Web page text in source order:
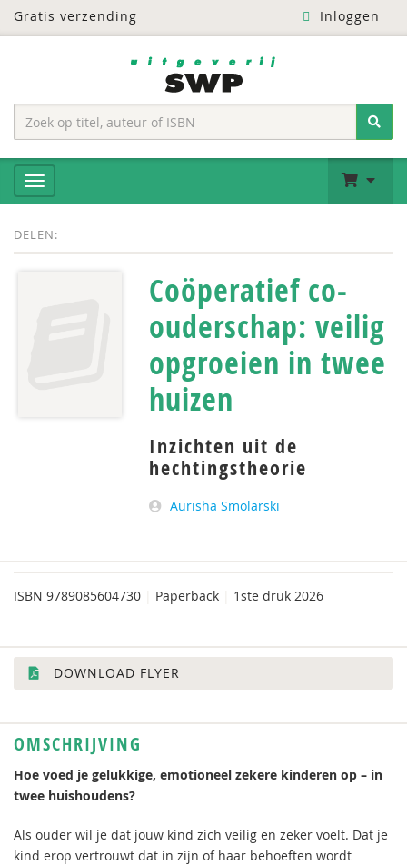
Gratis verzending Inloggen
DELEN:
Coöperatief co-
ouderschap: veilig
opgroeien in twee
huizen
Inzichten uit de
hechtingstheorie
Aurisha Smolarski
ISBN 9789085604730 Paperback 1ste druk 2026
DOWNLOAD FLYER
OMSCHRIJVING
Hoe voed je gelukkige, emotioneel zekere kinderen op – in
twee huishoudens?
Als ouder wil je dat jouw kind zich veilig en zeker voelt. Dat je
kind erop vertrouwt dat in zijn of haar behoeften wordt